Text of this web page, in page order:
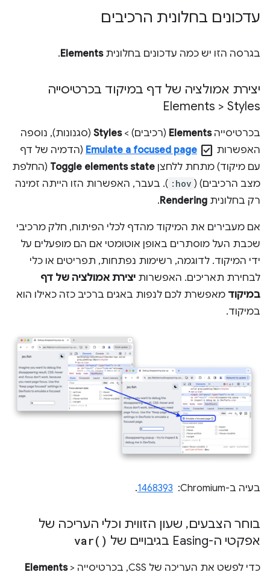
עדכונים בחלונית הרכיבים
בגרסה הזו יש כמה עדכונים בחלוניתElements
.
יצירת אמולציה של דף במיקוד בכרטיסייה
Elements > Styles
בכרטיסייהElements (רכיבים) >Styles (סגנונות), נוספה
האפשרות check_box
Emulate a focused page (הדמיה של דף
עם מיקוד) מתחת ללחצן Toggle elements state (החלפת
מצב הרכיבים) ( :hov ). בעבר, האפשרות הזו הייתה זמינה
רק בחלונית Rendering
.
אם מעבירים את המיקוד מהדף לכלי הפיתוח, חלק מרכיבי
שכבת העל מוסתרים באופן אוטומטי אם הם מופעלים על
ידי המיקוד. לדוגמה, רשימות נפתחות, תפריטים או כלי
לבחירת תאריכים. האפשרות יצירת אמולציה של דף
במיקוד מאפשרת לכם לנפות באגים ברכיב כזה כאילו הוא
במיקוד.
בעיה ב-Chromium: ‏ 1468393
.
בוחר הצבעים, שעון הזווית וכלי העריכה של
אפקטי ה-Easing בגיבויים של
var( )
כדי לפשט את העריכה של CSS, בכרטיסייה Elements>